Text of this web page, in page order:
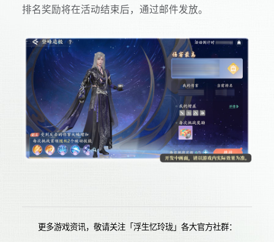
排名奖励将在活动结束后，通过邮件发放。
更多游戏资讯，敬请关注「浮生忆玲珑」各大官方社群：